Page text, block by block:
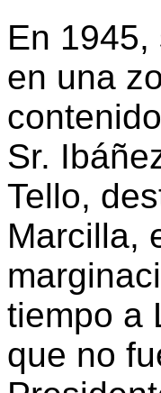
En
en una
Sr.
Tello,
Marcilla,
tiempo a
que no